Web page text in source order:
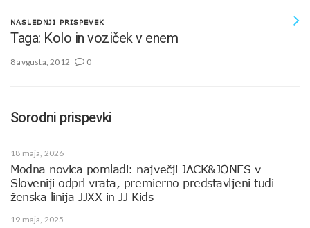
NASLEDNJI PRISPEVEK
Taga: Kolo in voziček v enem
8 avgusta, 2012 0
Sorodni prispevki
18 maja, 2026
Modna novica pomladi: največji JACK&JONES v
Sloveniji odprl vrata, premierno predstavljeni tudi
ženska linija JJXX in JJ Kids
19 maja, 2025